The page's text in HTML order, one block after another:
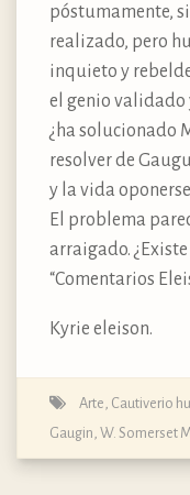
póstumamente,
realizado, pero
inquieto y
el genio validado
¿ha solucionado
resolver de
y la vida
El problema
arraigado. ¿Existe
“Comentarios
Kyrie eleison.
Arte Cautiverio
Gaugin W. Somerset